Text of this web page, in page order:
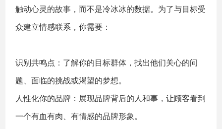
触动心灵的故事，而不是冷冰冰的数据。为了与目标受
众建立情感联系，你需要：
识别共鸣点：了解你的目标群体，找出他们关心的问
题、面临的挑战或渴望的梦想。
人性化你的品牌：展现品牌背后的人和事，让顾客看到
一个有血有肉、有情感的品牌形象。